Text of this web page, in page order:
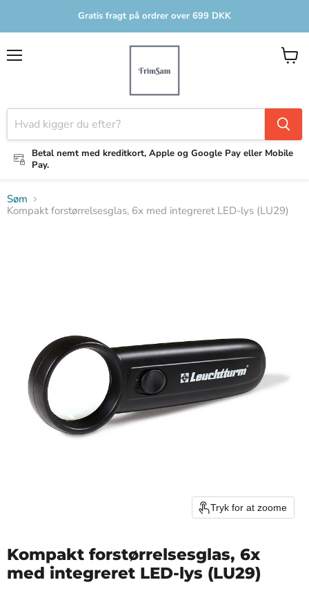
Gratis fragt på ordrer over 699 DKK
Betal nemt med kreditkort, Apple og Google Pay eller Mobile
Pay.
Se
Søm
Kompakt forstørrelsesglas, 6x med integreret LED-lys (LU29)
Tryk for at zoome
Kompakt forstørrelsesglas, 6x
med integreret LED-lys (LU29)